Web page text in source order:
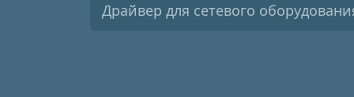
Драйвер для сетевого